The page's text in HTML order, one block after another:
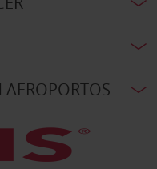
AEROPORTOS